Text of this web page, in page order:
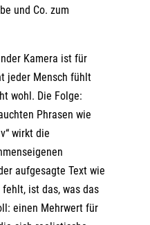
und Co. zum
Kamera ist für
jeder Mensch fühlt
wohl. Die Folge:
Phrasen wie
wirkt die
aufgesagte Text wie
ist das, was das
einen Mehrwert für